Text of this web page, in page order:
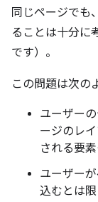
同じページでも
ることは十分に
です）。
この問題は次の
ユーザー
ージのレ
される要素
ユーザー
込むとは